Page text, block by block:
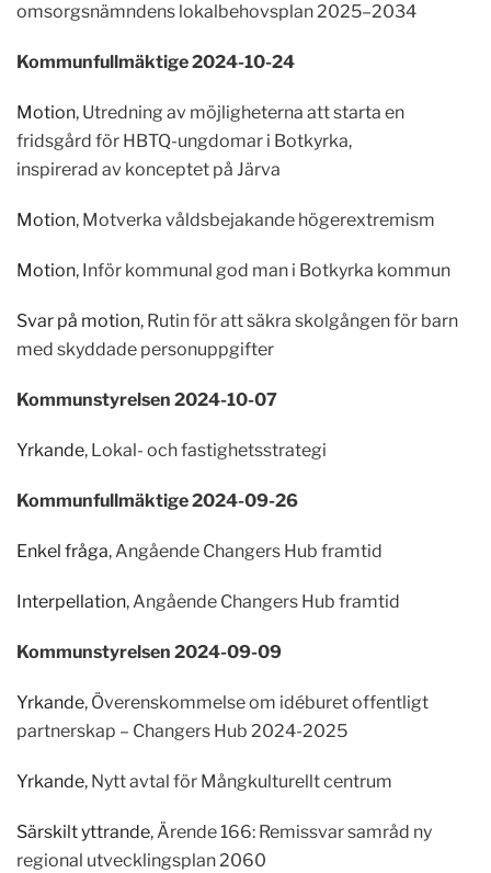
omsorgsnämndens lokalbehovsplan 2025–2034
Kommunfullmäktige 2024-10-24
Motion, Utredning av möjligheterna att starta en
fridsgård för HBTQ-ungdomar i Botkyrka,
inspirerad av konceptet på Järva
Motion, Motverka våldsbejakande högerextremism
Motion, Inför kommunal god man i Botkyrka kommun
Svar på motion, Rutin för att säkra skolgången för barn
med skyddade personuppgifter
Kommunstyrelsen 2024-10-07
Yrkande, Lokal- och fastighetsstrategi
Kommunfullmäktige 2024-09-26
Enkel fråga, Angående Changers Hub framtid
Interpellation, Angående Changers Hub framtid
Kommunstyrelsen 2024-09-09
Yrkande, Överenskommelse om idéburet offentligt
partnerskap – Changers Hub 2024-2025
Yrkande, Nytt avtal för Mångkulturellt centrum
Särskilt yttrande, Ärende 166: Remissvar samråd ny
regional utvecklingsplan 2060